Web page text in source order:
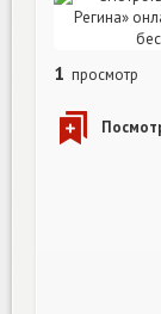
1 просмотр